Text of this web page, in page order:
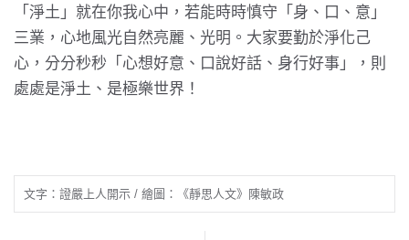
「淨土」就在你我心中，若能時時慎守「身、口、意」
三業，心地風光自然亮麗、光明。大家要勤於淨化己
心，分分秒秒「心想好意、口說好話、身行好事」，則
處處是淨土、是極樂世界！
文字：證嚴上人開示 / 繪圖：《靜思人文》陳敏政